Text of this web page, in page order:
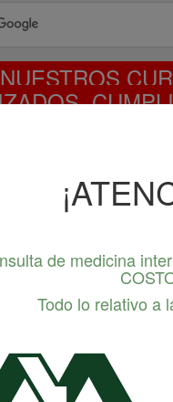
C.A. es una empresa
de medicina
Todo lo relativo a